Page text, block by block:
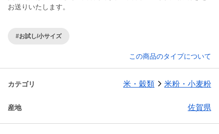
お送りいたします。
#お試し/小サイズ
この商品のタイプについて
カテゴリ 米・穀類 米粉・小麦粉
産地 佐賀県